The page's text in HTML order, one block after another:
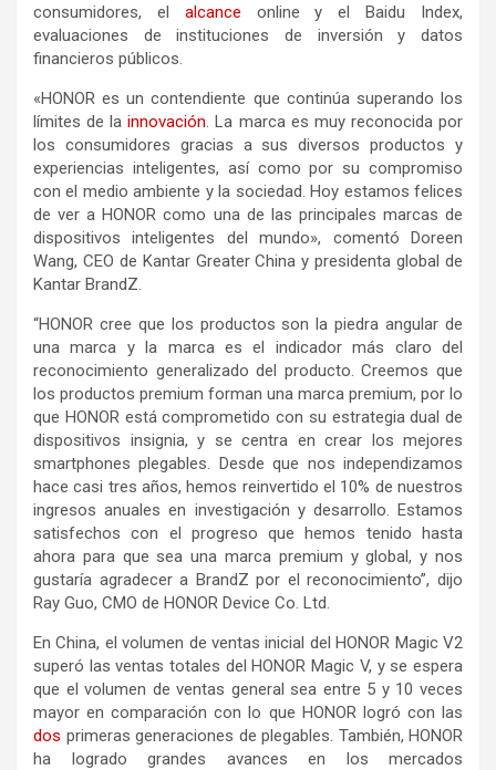
consumidores, el alcance online y el Baidu Index,
evaluaciones de instituciones de inversión y datos
financieros públicos.
«HONOR es un contendiente que continúa superando los
límites de lainnovación. La marca es muy reconocida por
los consumidores gracias a sus diversos productos y
experiencias inteligentes, así como por su compromiso
con el medio ambiente y la sociedad. Hoy estamos felices
de ver a HONOR como una de las principales marcas de
dispositivos inteligentes del mundo», comentó Doreen
Wang, CEO de Kantar Greater China y presidenta global de
Kantar BrandZ.
“HONOR cree que los productos son la piedra angular de
una marca y la marca es el indicador más claro del
reconocimiento generalizado del producto. Creemos que
los productos premium forman una marca premium, por lo
que HONOR está comprometido con su estrategia dual de
dispositivos insignia, y se centra en crear los mejores
smartphones plegables. Desde que nos independizamos
hace casi tres años, hemos reinvertido el 10% de nuestros
ingresos anuales en investigación y desarrollo. Estamos
satisfechos con el progreso que hemos tenido hasta
ahora para que sea una marca premium y global, y nos
gustaría agradecer a BrandZ por el reconocimiento”, dijo
Ray Guo, CMO de HONOR Device Co. Ltd.
En China, el volumen de ventas inicial del HONOR Magic V2
superó las ventas totales del HONOR Magic V, y se espera
que el volumen de ventas general sea entre 5 y 10 veces
mayor en comparación con lo que HONOR logró con las
dos primeras generaciones de plegables. También, HONOR
ha logrado grandes avances en los mercados